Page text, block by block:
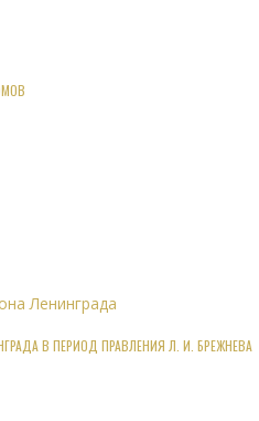
В ПЕРИОД ПРАВЛЕНИЯ Л. И. БРЕЖНЕВА